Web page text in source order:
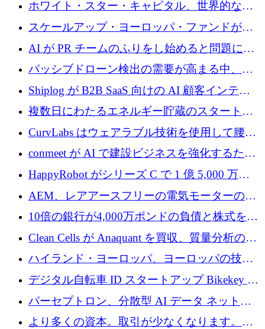
ホワイト・スター・キャピタル、世界的なス
タートアップをシリーズAからBまで支援する
ために2億5,000万ドルのファンドIVを閉鎖
スケールアップ・ヨーロッパ・ファンドが初
の投資を行い、Iceeyeの10億ユーロのラウンド
を共同主導
AI が PR チームのふりをし始めると問題にな
ります
パッシブドローン検出の需要が高まる中、
Monava が資金調達ラウンドを終了
Shiplog が B2B SaaS 向けの AI 顧客インテリ
ジェンスを構築するために 100 万ドルを調達
複数日にわたるエネルギー貯蔵のスタートア
ップ、Ore Energy が新たな投資ラウンドで
4,300 万ドルを獲得
CurvLabs はウェアラブル技術を使用して腰痛
治療をどのように再考しているか
conmeet が AI で建設ビジネスを強化するため
に 600 万ユーロを調達
HappyRobot がシリーズ C で 1 億 5,000 万ド
ルを獲得し、企業運営向けにエージェント AI
を拡張
AEM、レアアースフリーの電気モーターの革
新を加速するために1,600万ポンドを確保
10倍の銀行が4,000万ポンドの負債と株式を調
達
Clean Cells が Anaquant を買収、質量分析の専
門知識によるバイオ医薬品の品質管理を拡大
ハイランド・ヨーロッパ、ヨーロッパの技術
規模拡大を支援するために11億ユーロのファ
ンドVIを閉鎖
デジタル自転車 ID スタートアップ Bikekey が
TÖNNJES への投資を確保
パーセプトロン、分散型 AI データ ネットワ
ークの構築に 650 万ドルを調達
より多くの資本。取引が少なくなります。